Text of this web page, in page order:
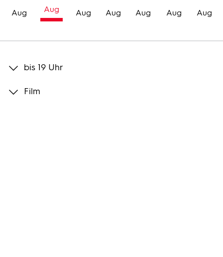
Trailer
Bilder
Aug Aug Aug Aug Aug Aug Aug
bis 19 Uhr
Film